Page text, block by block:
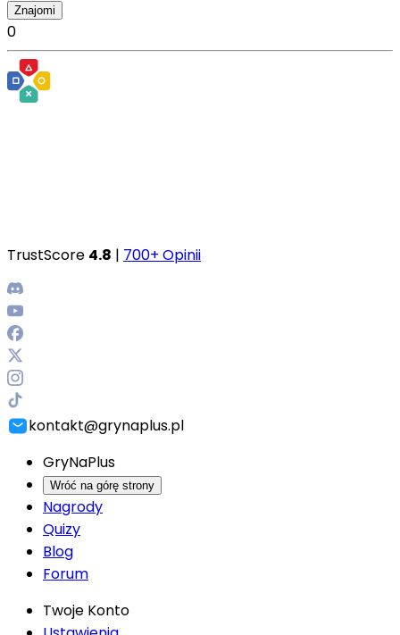
Znajomi
0
TrustScore 4.8 | 700+ Opinii
kontakt@grynaplus.pl
GryNaPlus
Wróć na górę strony
Nagrody
Quizy
Blog
Forum
Twoje Konto